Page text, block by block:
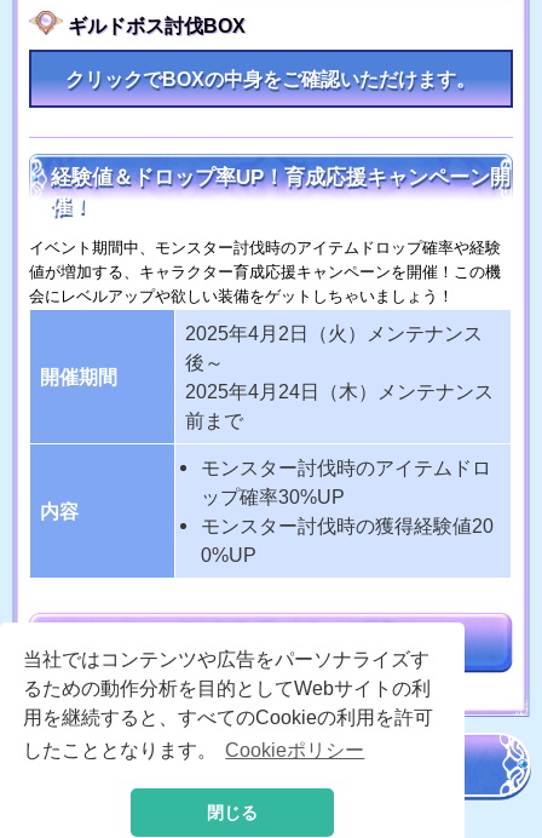
当社ではコンテンツや広告をパーソナライズす
るための動作分析を目的としてWebサイトの利
用を継続すると、すべてのCookieの利用を許可
したこととなります。
Cookieポリシー
閉じる
ギルドボス討伐BOX
クリックでBOXの中身をご確認いただけます。
経験値＆ドロップ率UP！育成応援キャンペーン開
催！
イベント期間中、モンスター討伐時のアイテムドロップ確率や経験
値が増加する、キャラクター育成応援キャンペーンを開催！この機
会にレベルアップや欲しい装備をゲットしちゃいましょう！
開催期間
2025年4月2日（火）メンテナンス
後～
2025年4月24日（木）メンテナンス
前まで
内容
モンスター討伐時のアイテムドロ
ップ確率30%UP
モンスター討伐時の獲得経験値20
0%UP